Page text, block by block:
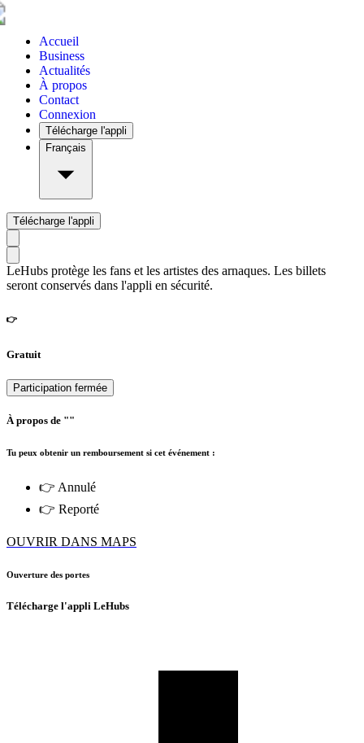
Accueil
Business
Actualités
À propos
Contact
Connexion
Télécharge l'appli
Français
Télécharge l'appli
LeHubs protège les fans et les artistes des arnaques. Les billets
seront conservés dans l'appli en sécurité.
👉
Gratuit
Participation fermée
À propos de ""
Tu peux obtenir un remboursement si cet événement :
👉 Annulé
👉 Reporté
OUVRIR DANS MAPS
Ouverture des portes
Télécharge l'appli LeHubs